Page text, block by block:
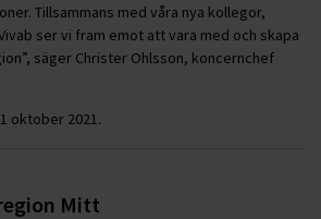
Tillsammans med våra nya kollegor,
ser vi fram emot att vara med och skapa
säger Christer Ohlsson, koncernchef
oktober 2021.
Mitt